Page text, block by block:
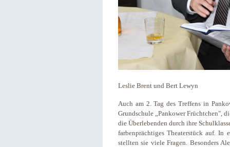
Leslie Brent und Bert Lewyn
Auch am 2. Tag des Treffens in
Grundschule „Pankower Früchtchen",
die Überlebenden durch ihre
farbenprächtiges Theaterstück auf. In
stellten sie viele Fragen. Besonders